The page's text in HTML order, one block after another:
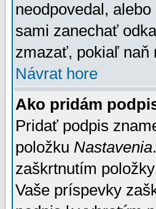
neodpovedal,
sami zanechať
zmazať, pokiaľ naň
Návrat hore
Ako pridám
Pridať podpis
položku Nastavenia
zaškrtnutím položky
Vaše príspevky